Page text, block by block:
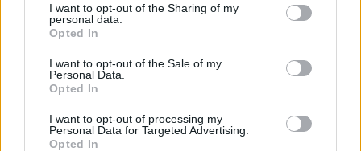
not limited to your visit or usage behaviour. You may click to
grant or deny consent to Google and its third-party tags to
use your data for below specified purposes in below Google
consent section.
I want to opt-out of the Sharing of my
personal data.
Opted In
I want to opt-out of the Sale of my
Personal Data.
Opted In
I want to opt-out of processing my
Personal Data for Targeted Advertising.
Opted In
Από τη θεωρία στην πράξη:
Πώς το Novibet Backend
Academy εκπαιδεύει τη νέα
γενιά engineers
μένει η Μαρία
Καρυστιανού - Η